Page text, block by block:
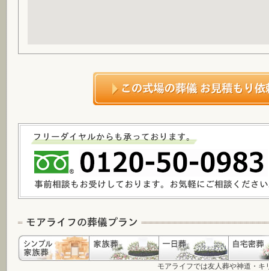
モアライフでは友人葬や神道・